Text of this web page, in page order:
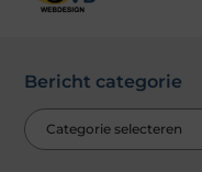
Bericht categorie